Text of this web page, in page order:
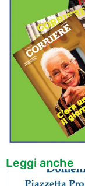
Leggi anche